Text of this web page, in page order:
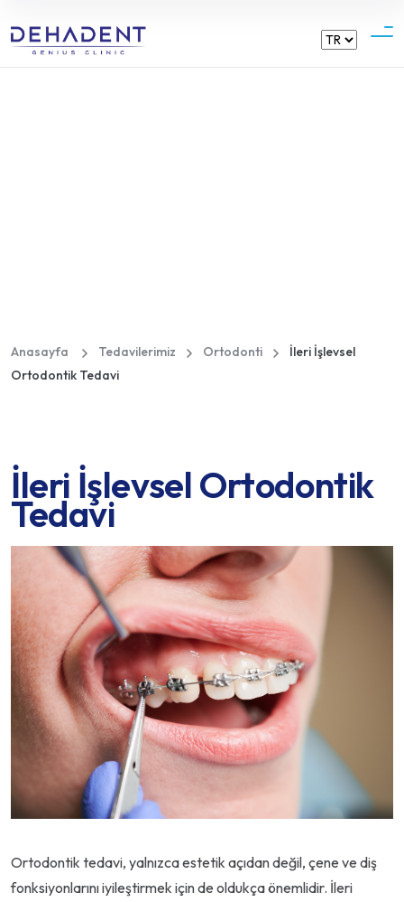
Anasayfa Tedavilerimiz Ortodonti
İleri İşlevsel
Ortodontik Tedavi
İleri İşlevsel Ortodontik
Tedavi
Ortodontik tedavi, yalnızca estetik açıdan değil, çene ve diş
fonksiyonlarını iyileştirmek için de oldukça önemlidir. İleri